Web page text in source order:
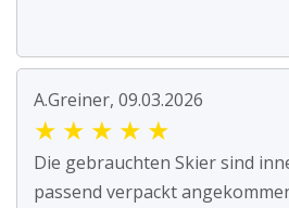
A.Greiner, 09.03.2026
★ ★ ★ ★ ★
Die gebrauchten Skier sind
passend verpackt